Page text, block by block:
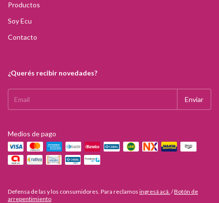
Productos
Soy Ecu
Contacto
¿Querés recibir novedades?
Medios de pago
Defensa de las y los consumidores. Para reclamos ingresá acá. /Botón de
arrepentimiento